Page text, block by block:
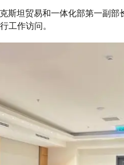
坦贸易和一体化部第一副部
工作访问。